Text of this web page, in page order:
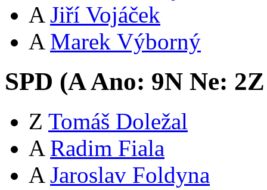
A Jiří Vojáček
A Marek Výborný
SPD (AAno: 9N Ne: 2Z
Z Tomáš Doležal
A Radim Fiala
A Jaroslav Foldyna